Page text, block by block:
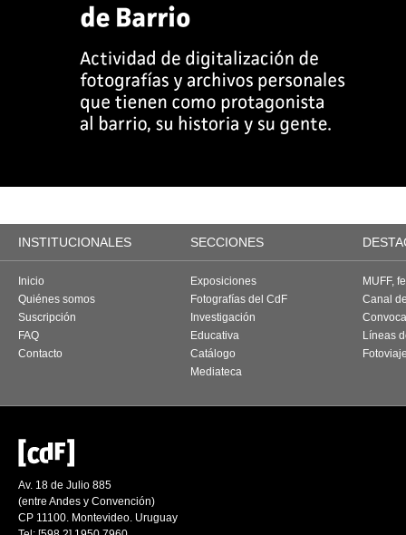
INSTITUCIONALES SECCIONES
Inicio
Quiénes somos
Suscripción
FAQ
Contacto
Exposiciones
Fotografías del CdF
Investigación
Educativa
Catálogo
Mediateca
MUFF,
Canal
Líneas
Av. 18 de Julio 885
(entre Andes y Convención)
CP 11100. Montevideo. Uruguay